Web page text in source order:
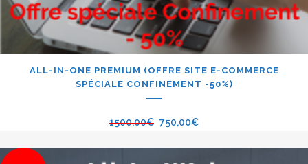
ALL-IN-ONE PREMIUM (OFFRE SITE E-COMMERCE
SPÉCIALE CONFINEMENT -50%)
1500,00€ 750,00€